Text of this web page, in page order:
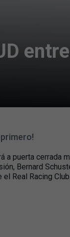
puerta cerrada
Bernard
Real Racing Club.